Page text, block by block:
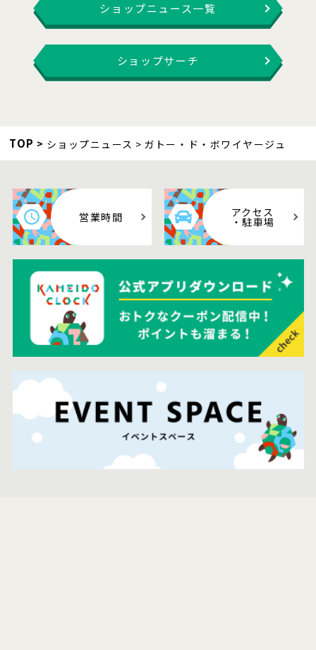
ショップニュース一覧
ショップサーチ
TOP ショップニュース ガトー・ド・ボワイヤージュ
営業時間 アクセス
・駐車場